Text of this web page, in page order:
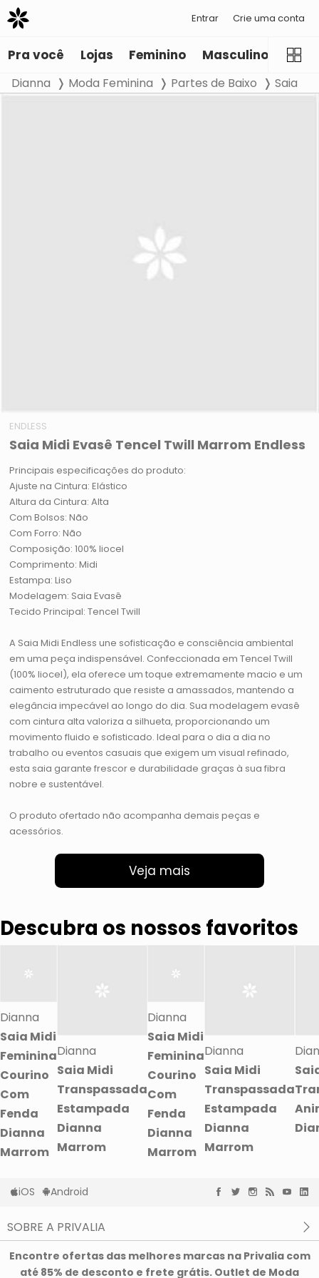
Entrar Crie uma conta
Pra você Lojas Feminino Masculino
Dianna Moda Feminina Partes de Baixo Saia
ENDLESS
Saia Midi Evasê Tencel Twill Marrom Endless
Principais especificações do produto:
Ajuste na Cintura: Elástico
Altura da Cintura: Alta
Com Bolsos: Não
Com Forro: Não
Composição: 100% liocel
Comprimento: Midi
Estampa: Liso
Modelagem: Saia Evasê
Tecido Principal: Tencel Twill
A Saia Midi Endless une sofisticação e consciência ambiental
em uma peça indispensável. Confeccionada em Tencel Twill
(100% liocel), ela oferece um toque extremamente macio e um
caimento estruturado que resiste a amassados, mantendo a
elegância impecável ao longo do dia. Sua modelagem evasê
com cintura alta valoriza a silhueta, proporcionando um
movimento fluido e sofisticado. Ideal para o dia a dia no
trabalho ou eventos casuais que exigem um visual refinado,
esta saia garante frescor e durabilidade graças à sua fibra
nobre e sustentável.
O produto ofertado não acompanha demais peças e
acessórios.
Veja mais
Descubra os nossos favoritos
Dianna
Saia Midi
Feminina
Courino
Com
Fenda
Dianna
Marrom
Dianna
Saia Midi
Transpassada
Estampada
Dianna
Marrom
Dianna
Saia Midi
Feminina
Courino
Com
Fenda
Dianna
Marrom
Dianna
Saia Midi
Transpassada
Estampada
Dianna
Marrom
iOS Android
SOBRE A PRIVALIA
Privacidade e Cookies
Encontre ofertas das melhores marcas na Privalia com
até 85% de desconto e frete grátis. Outlet de Moda